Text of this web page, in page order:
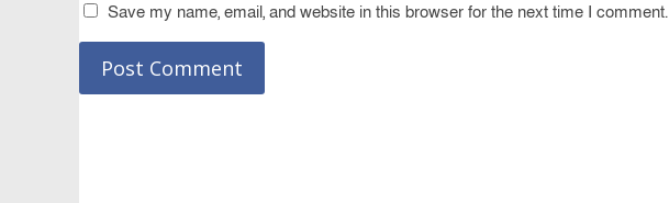
Save my name, email, and website in this browser for the next time I comment.